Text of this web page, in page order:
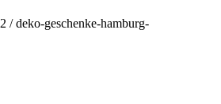
2 / deko-geschenke-hamburg-